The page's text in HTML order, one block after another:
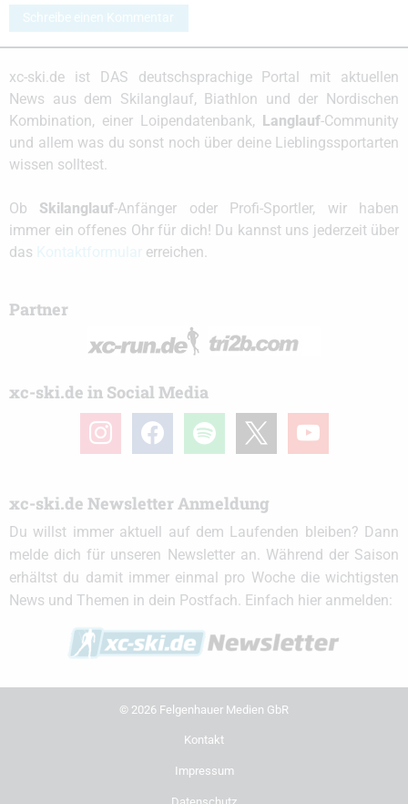
Schreibe einen Kommentar
xc-ski.de ist DAS deutschsprachige Portal mit aktuellen
News aus dem Skilanglauf, Biathlon und der Nordischen
Kombination, einer Loipendatenbank,
Langlauf-Community
und allem was du sonst noch über deine Lieblingssportarten
wissen solltest.
Ob Skilanglauf-Anfänger oder Profi-Sportler, wir haben
immer ein offenes Ohr für dich! Du kannst uns jederzeit über
das
erreichen.
Partner
xc-ski.de in Social Media
instagramfacebook spotify youtube
xc-ski.de Newsletter Anmeldung
Du willst immer aktuell auf dem Laufenden bleiben? Dann
melde dich für unseren Newsletter an. Während der Saison
erhältst du damit immer einmal pro Woche die wichtigsten
News und Themen in dein Postfach. Einfach hier anmelden:
© 2026 Felgenhauer Medien GbR
Kontakt
Impressum